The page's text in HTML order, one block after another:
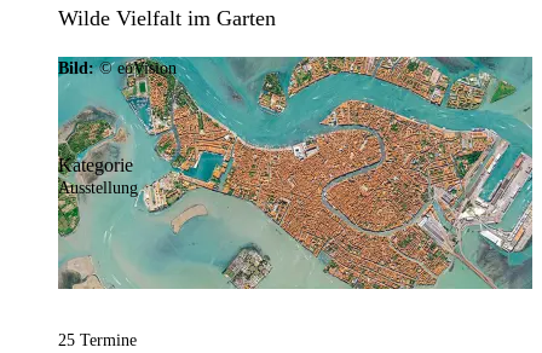
Wilde Vielfalt im Garten
Bild:© eoVision
Kategorie
Ausstellung
25 Termine